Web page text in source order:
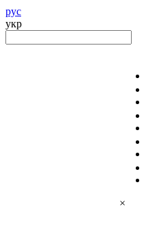
рус
укр
×